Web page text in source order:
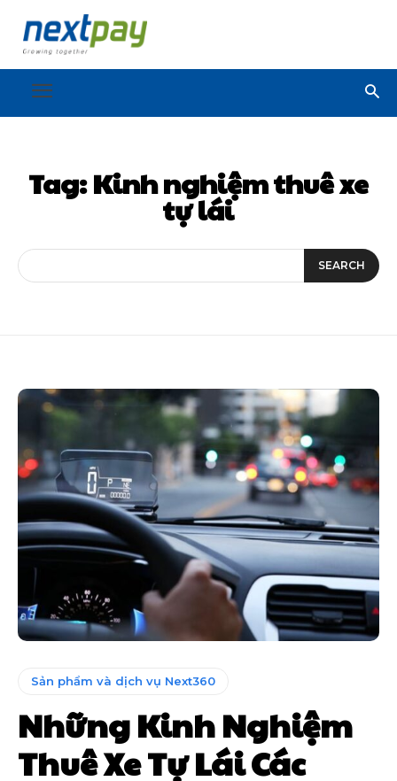
Tag:Kinh nghiệm thuê xe
tự lái
SEARCH
Sản phẩm và dịch vụ Next360
Những Kinh Nghiệm
Thuê Xe Tự Lái Các